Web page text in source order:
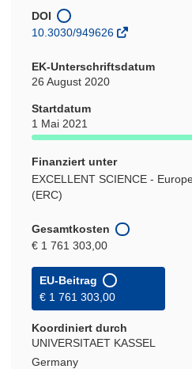
neuem
Fenster)
DOI
10.3030/949626
EK-Unterschriftsdatum
26 August 2020
Startdatum
1 Mai 2021
Finanziert unter
EXCELLENT SCIENCE -
(ERC)
Gesamtkosten
€ 1 761 303,00
EU-Beitrag
€ 1 761 303,00
Koordiniert durch
UNIVERSITAET KASSEL
Germany